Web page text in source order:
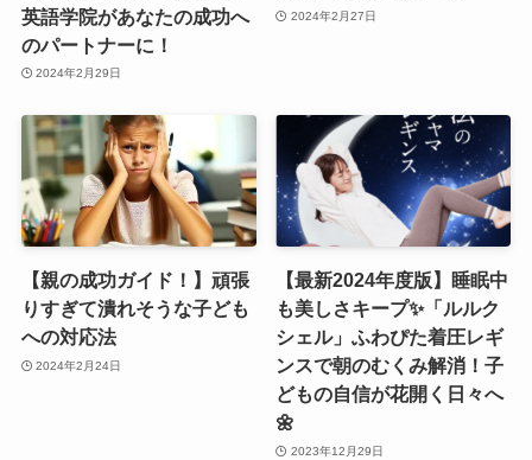
英語学院があなたの成功へ
のパートナーに！
2024年2月29日
2024年2月27日
【親の成功ガイド！】頑張
りすぎて潰れそうな子ども
への対応法
2024年2月24日
【最新2024年度版】睡眠中
も美しさキープ✨「ルルク
シェル」ふわぴた着圧レギ
ンスで朝のむくみ解消！子
どもの自信が花開く日々へ
🌼
2023年12月29日